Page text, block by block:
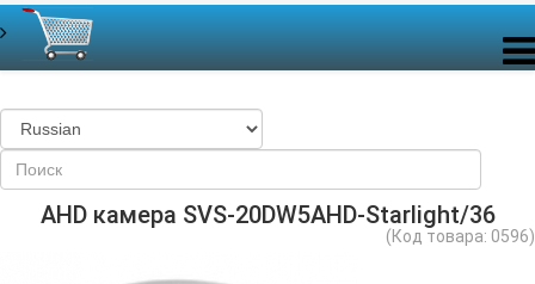
AHD камера SVS-20DW5AHD-Starlight/36
(Код товара: 0596)